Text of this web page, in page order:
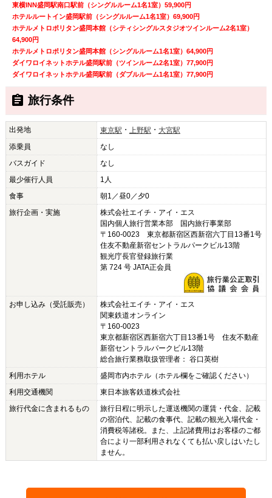
東横INN盛岡駅南口駅前（シングルルーム1名1室）59,900円
ホテルルートイン盛岡駅前（シングルルーム1名1室）69,900円
ホテルメトロポリタン盛岡本館（シティシングルスタジオツインルーム2名1室）
64,900円
ホテルメトロポリタン盛岡本館（シングルルーム1名1室）64,900円
ダイワロイネットホテル盛岡駅前（ツインルーム2名1室）77,900円
ダイワロイネットホテル盛岡駅前（ダブルルーム1名1室）77,900円
旅行条件
出発地 東京駅 ・ 上野駅 ・ 大宮駅
添乗員
なし
バスガイド
なし
最少催行人員
1人
食事
朝1／昼0／夕0
旅行企画・実施
株式会社エイチ・アイ・エス
国内個人旅行営業本部 国内旅行事業部
〒160-0023 東京都新宿区西新宿六丁目13番1号
住友不動産新宿セントラルパークビル13階
観光庁長官登録旅行業
第 724 号 JATA正会員
お申し込み（受託販売）
株式会社エイチ・アイ・エス
関東鉄道オンライン
〒160-0023
東京都新宿区西新宿六丁目13番1号 住友不動産
新宿セントラルパークビル13階
総合旅行業務取扱管理者： 谷口英樹
利用ホテル
盛岡市内ホテル（ホテル欄をご確認ください）
利用交通機関
東日本旅客鉄道株式会社
旅行代金に含まれるもの
旅行日程に明示した運送機関の運賃・代金、記載
の宿泊代、記載の食事代、記載の観光入場代金・
消費税等諸税。また、上記諸費用はお客様のご都
合により一部利用されなくても払い戻しはいたし
ません。